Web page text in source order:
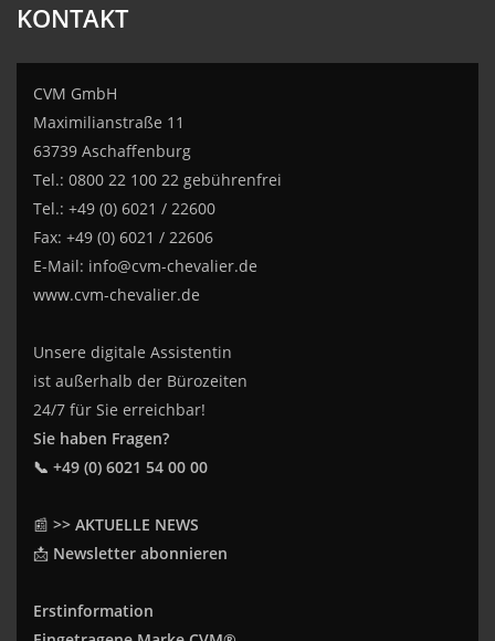
KONTAKT
CVM GmbH
Maximilianstraße 11
63739 Aschaffenburg
Tel.: 0800 22 100 22 gebührenfrei
Tel.: +49 (0) 6021 / 22600
Fax: +49 (0) 6021 / 22606
E-Mail: info@cvm-chevalier.de
www.cvm-chevalier.de
Unsere digitale Assistentin
ist außerhalb der Bürozeiten
24/7 für Sie erreichbar!
Sie haben Fragen?
📞 +49 (0) 6021 54 00 00
📰 >> AKTUELLE NEWS
📩 Newsletter abonnieren
Erstinformation